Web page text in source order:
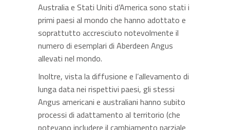
Australia e Stati Uniti d’America sono stati i
primi paesi al mondo che hanno adottato e
soprattutto accresciuto notevolmente il
numero di esemplari di Aberdeen Angus
allevati nel mondo.
Inoltre, vista la diffusione e l’allevamento di
lunga data nei rispettivi paesi, gli stessi
Angus americani e australiani hanno subito
processi di adattamento al territorio (che
potevano includere il cambiamento parziale